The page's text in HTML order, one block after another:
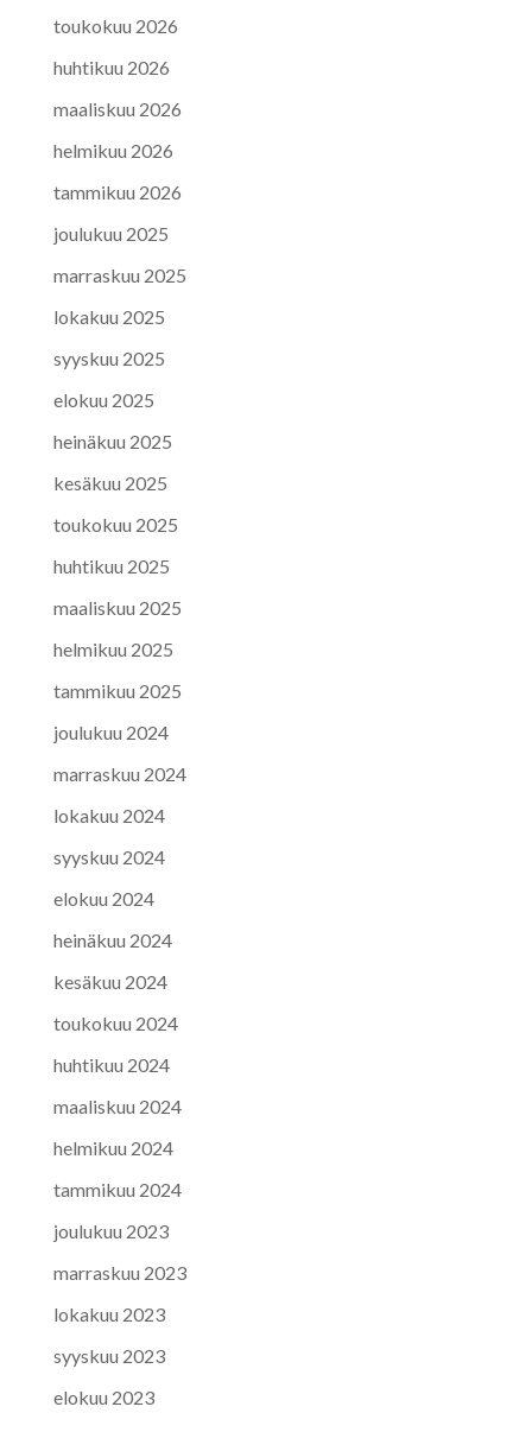
toukokuu 2026
huhtikuu 2026
maaliskuu 2026
helmikuu 2026
tammikuu 2026
joulukuu 2025
marraskuu 2025
lokakuu 2025
syyskuu 2025
elokuu 2025
heinäkuu 2025
kesäkuu 2025
toukokuu 2025
huhtikuu 2025
maaliskuu 2025
helmikuu 2025
tammikuu 2025
joulukuu 2024
marraskuu 2024
lokakuu 2024
syyskuu 2024
elokuu 2024
heinäkuu 2024
kesäkuu 2024
toukokuu 2024
huhtikuu 2024
maaliskuu 2024
helmikuu 2024
tammikuu 2024
joulukuu 2023
marraskuu 2023
lokakuu 2023
syyskuu 2023
elokuu 2023